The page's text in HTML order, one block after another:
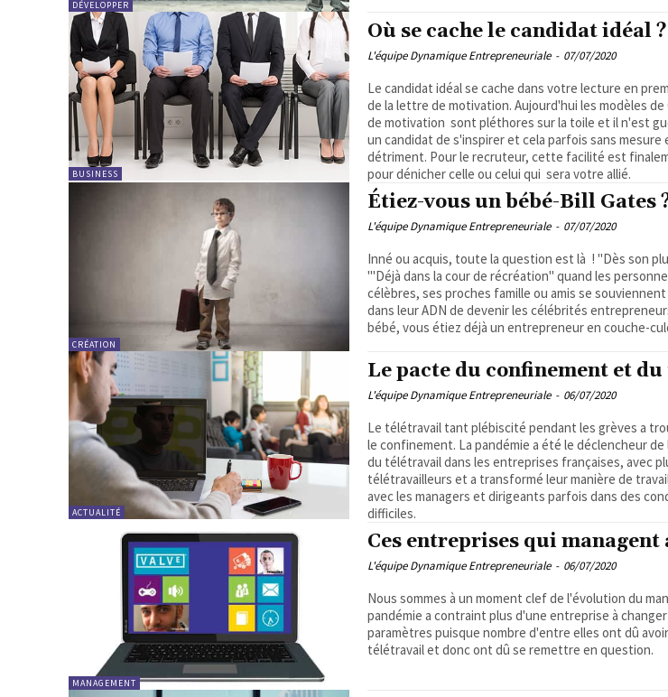
DÉVELOPPER
BUSINESS
Où se cache le candidat idéal ?
L'équipe Dynamique Entrepreneuriale - 07/07/2020
Le candidat idéal se cache dans votre lecture en
de la lettre de motivation. Aujourd'hui les modèles
de motivation sont pléthores sur la toile et il n'est
un candidat de s'inspirer et cela parfois sans mesure
détriment. Pour le recruteur, cette facilité est
pour dénicher celle ou celui qui sera votre allié.
CRÉATION
Étiez-vous un bébé-Bill Gates
L'équipe Dynamique Entrepreneuriale - 07/07/2020
Inné ou acquis, toute la question est là ! "Dès son
"'Déjà dans la cour de récréation" quand les
célèbres, ses proches famille ou amis se
dans leur ADN de devenir les célébrités
bébé, vous étiez déjà un entrepreneur en couche-
ACTUALITÉ
Le pacte du confinement et
L'équipe Dynamique Entrepreneuriale - 06/07/2020
Le télétravail tant plébiscité pendant les grèves a
le confinement. La pandémie a été le déclencheur de
du télétravail dans les entreprises françaises, avec
télétravailleurs et a transformé leur manière de
avec les managers et dirigeants parfois dans des
difficiles.
MANAGEMENT
Ces entreprises qui
L'équipe Dynamique Entrepreneuriale - 06/07/2020
Nous sommes à un moment clef de l'évolution du
pandémie a contraint plus d'une entreprise à
paramètres puisque nombre d'entre elles ont dû
télétravail et donc ont dû se remettre en question.